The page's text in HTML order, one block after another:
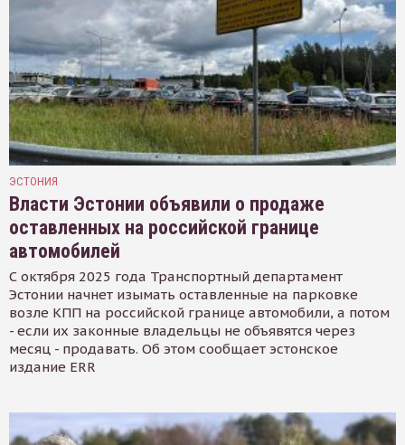
ЭСТОНИЯ
Власти Эстонии объявили о продаже
оставленных на российской границе
автомобилей
С октября 2025 года Транспортный департамент
Эстонии начнет изымать оставленные на парковке
возле КПП на российской границе автомобили, а потом
- если их законные владельцы не объявятся через
месяц - продавать. Об этом сообщает эстонское
издание ERR